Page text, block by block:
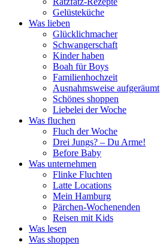
Gelüsteküche
Was lieben
Glücklichmacher
Schwangerschaft
Kinder haben
Boah für Boys
Familienhochzeit
Ausnahmsweise aufgeräumt
Schönes shoppen
Liebelei der Woche
Was fluchen
Fluch der Woche
Drei Jungs? – Du Arme!
Before Baby
Was unternehmen
Flinke Fluchten
Latte Locations
Mein Hamburg
Pärchen-Wochenenden
Reisen mit Kids
Was lesen
Was shoppen